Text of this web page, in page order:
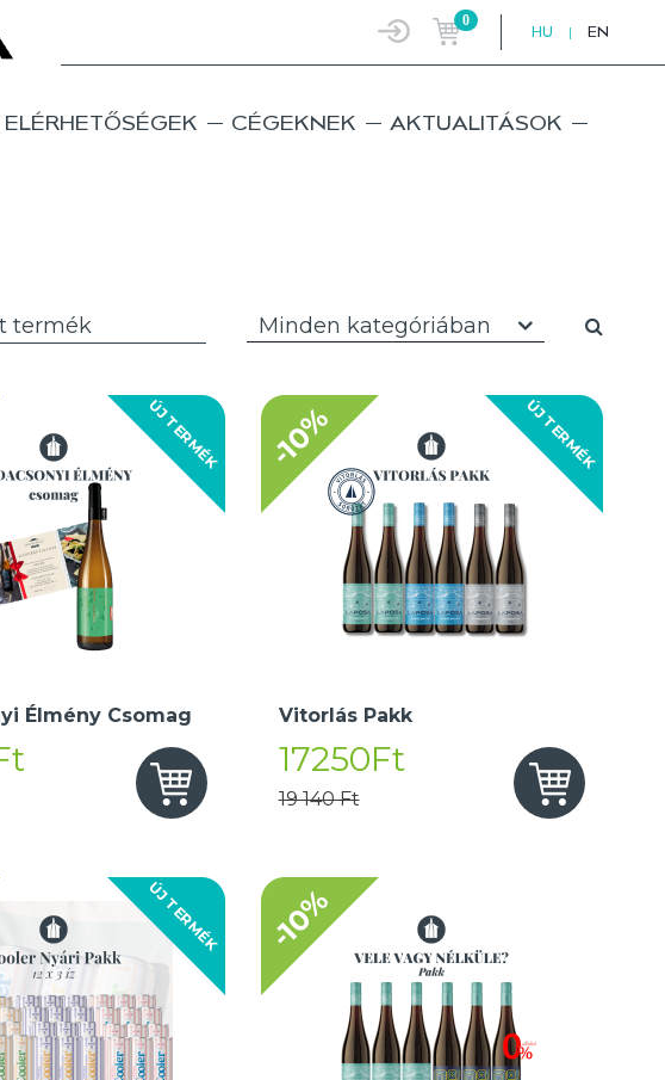
0
HU | EN
ELÉRHETŐSÉGEK CÉGEKNEK AKTUALITÁSOK
Minden kategóriában
ÚJ TERMÉK
Élmény Csomag
ÚJ TERMÉK
-10%
Vitorlás Pakk
17250Ft
19 140 Ft
ÚJ TERMÉK -10%